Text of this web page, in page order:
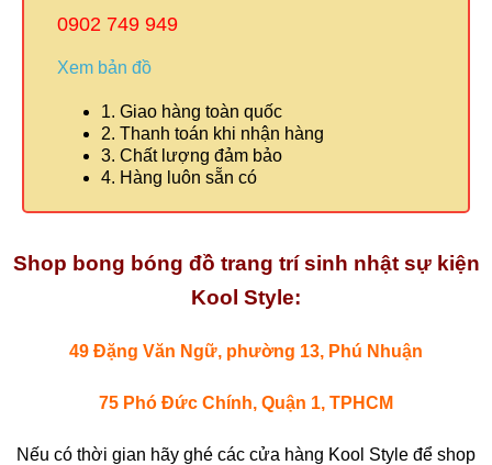
0902 749 949
Xem bản đồ
1. Giao hàng toàn quốc
2. Thanh toán khi nhận hàng
3. Chất lượng đảm bảo
4. Hàng luôn sẵn có
Shop bong bóng đồ trang trí sinh nhật sự kiện
Kool Style:
49 Đặng Văn Ngữ, phường 13, Phú Nhuận
75 Phó Đức Chính, Quận 1, TPHCM
Nếu có thời gian hãy ghé các cửa hàng Kool Style để shop